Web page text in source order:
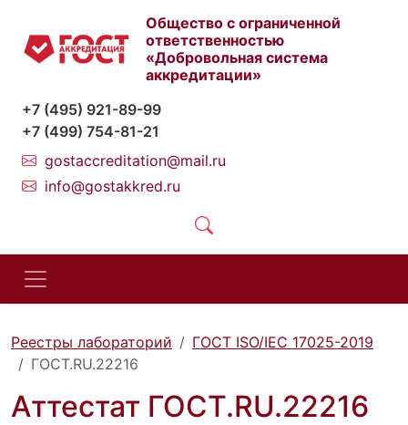
Общество с ограниченной
ответственностью
«Добровольная система
аккредитации»
+7 (495) 921-89-99
+7 (499) 754-81-21
gostaccreditation@mail.ru
info@gostakkred.ru
Реестры лабораторий
ГОСТ ISO/IEC 17025-2019
ГОСТ.RU.22216
Аттестат ГОСТ.RU.22216